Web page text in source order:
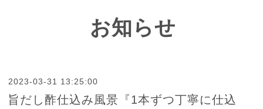
お知らせ
2023-03-31 13:25:00
旨だし酢仕込み風景『1本ずつ丁寧に仕込